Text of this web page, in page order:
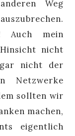
Weg
Auch mein
nicht
nicht der
Netzwerke
sollten wir
machen,
eigentlich